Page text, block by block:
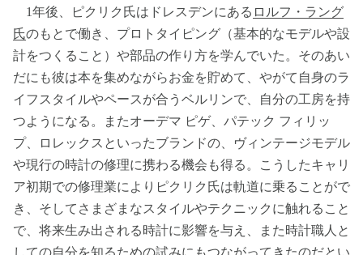
1年後、ピクリク氏はドレスデンにある ロルフ・ラング
氏のもとで働き、プロトタイピング（基本的なモデルや設
計をつくること）や部品の作り方を学んでいた。そのあい
だにも彼は本を集めながらお金を貯めて、やがて自身のラ
イフスタイルやペースが合うベルリンで、自分の工房を持
つようになる。またオーデマ ピゲ、パテック フィリッ
プ、ロレックスといったブランドの、ヴィンテージモデル
や現行の時計の修理に携わる機会も得る。こうしたキャリ
ア初期での修理業によりピクリク氏は軌道に乗ることがで
き、そしてさまざまなスタイルやテクニックに触れること
で、将来生み出される時計に影響を与え、また時計職人と